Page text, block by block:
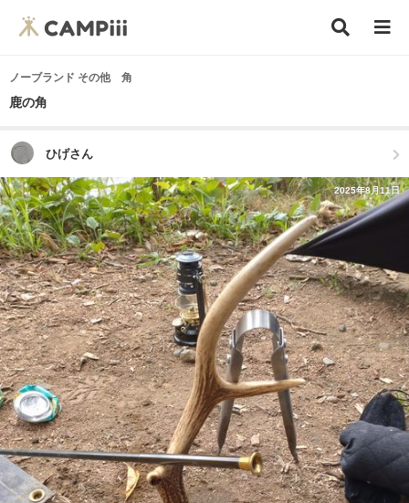
ノーブランド その他 角
鹿の角
ひげさん
2025年8月11日